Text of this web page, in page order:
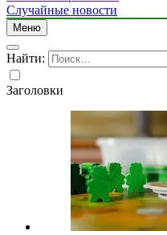
Случайные новости
Меню
Найти:
Заголовки